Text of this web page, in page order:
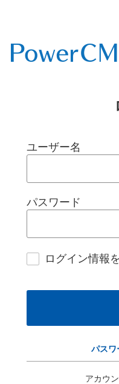
ユーザー名
パスワード
ログイン情報
パスワ
アカウ